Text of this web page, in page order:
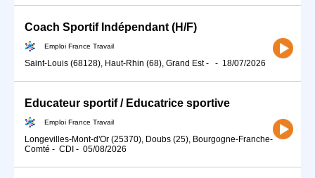
Coach Sportif Indépendant (H/F)
Emploi France Travail
Saint-Louis (68128), Haut-Rhin (68), Grand Est- - 18/07/2026
Educateur sportif / Educatrice sportive
Emploi France Travail
Longevilles-Mont-d'Or (25370), Doubs (25), Bourgogne-Franche-
Comté - CDI - 05/08/2026